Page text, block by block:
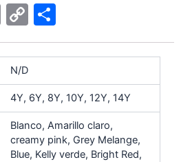
E
m
ai
l
C
o
p
y
Li
n
k
o
m
p
ar
tir
N/D
4Y, 6Y, 8Y, 10Y, 12Y, 14Y
Blanco, Amarillo claro,
creamy pink, Grey Melange,
Blue, Kelly verde, Bright Red,